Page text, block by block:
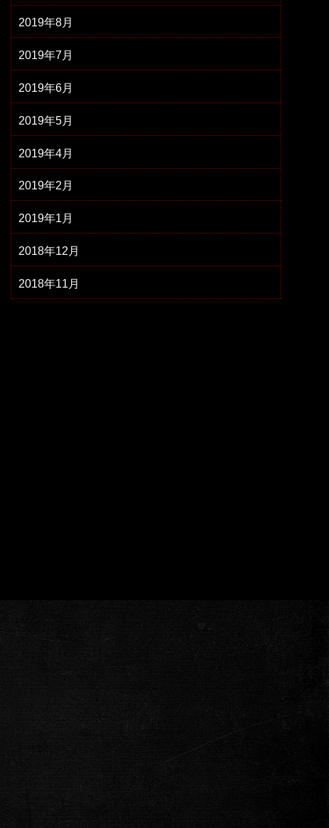
2019年8月
2019年7月
2019年6月
2019年5月
2019年4月
2019年2月
2019年1月
2018年12月
2018年11月